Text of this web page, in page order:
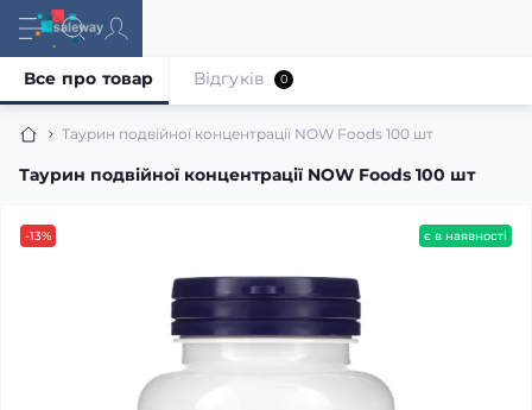
Таурин подвійної концентрації NOW Foods 100 шт
Таурин подвійної концентрації NOW Foods 100 шт
Все про товар Відгуків 0
-13% є в наявності